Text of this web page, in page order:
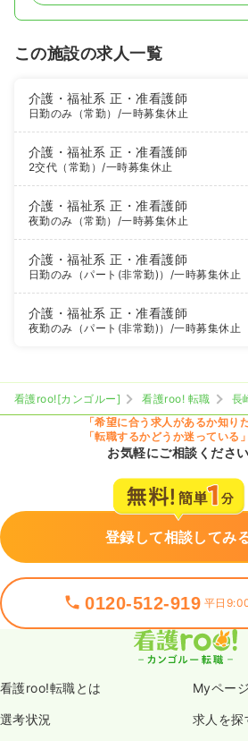
この施設の求人一覧
介護・福祉系正・准看護師
日勤のみ（常勤） /一時募集休止
介護・福祉系正・准看護師
2交代（常勤） /一時募集休止
介護・福祉系正・准看護師
夜勤のみ（常勤） /一時募集休止
介護・福祉系正・准看護師
日勤のみ（パート(非常勤)） /一時募集休止
介護・福祉系正・准看護師
夜勤のみ（パート(非常勤)） /一時募集休止
看護roo![カンゴルー] 看護roo! 転職 長
「希望に合う求人があるか知り
「転職するかどうか迷っている
お気軽にご相談ください
登録して相談してみ
0120-512-919 平日
看護roo!転職とは Myページ
選考状況 求人を探